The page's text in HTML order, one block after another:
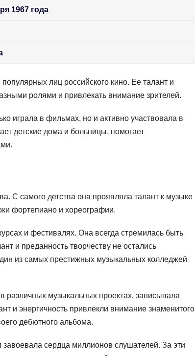
1967 года
лиц российского кино. Ее талант и
ролями и привлекать внимание зрителей.
играла в фильмах, но и активно участвовала в
детские дома и больницы, помогает
С самого детства она проявляла талант к музыке
фортепиано и хореографии.
и фестивалях. Она всегда стремилась быть
и преданность творчеству не остались
из самых престижных музыкальных колледжей
различных музыкальных проектах, записывала
и энергичность привлекли внимание знаменитого
дебютного альбома.
сердца миллионов слушателей. За эти